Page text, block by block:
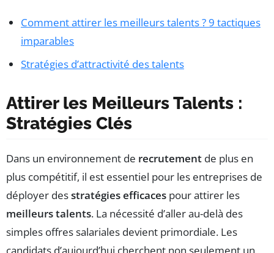
Comment attirer les meilleurs talents ? 9 tactiques
imparables
Stratégies d’attractivité des talents
Attirer les Meilleurs Talents :
Stratégies Clés
Dans un environnement de recrutement de plus en
plus compétitif, il est essentiel pour les entreprises de
déployer desstratégies efficaces pour attirer les
meilleurs talents. La nécessité d’aller au-delà des
simples offres salariales devient primordiale. Les